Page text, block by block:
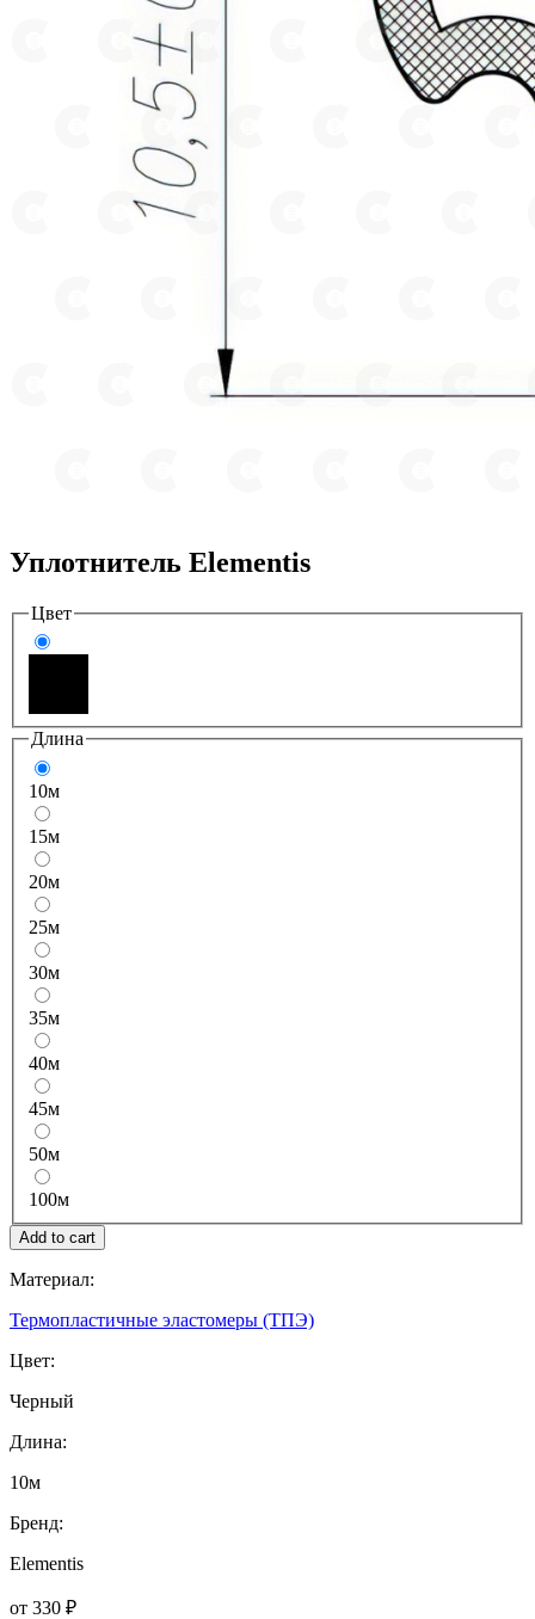
Уплотнитель Elementis
Цвет
Длина
10м
15м
20м
25м
30м
35м
40м
45м
50м
100м
Материал:
Термопластичные эластомеры (ТПЭ)
Цвет:
Черный
Длина:
10м
Бренд:
Elementis
от 330 ₽